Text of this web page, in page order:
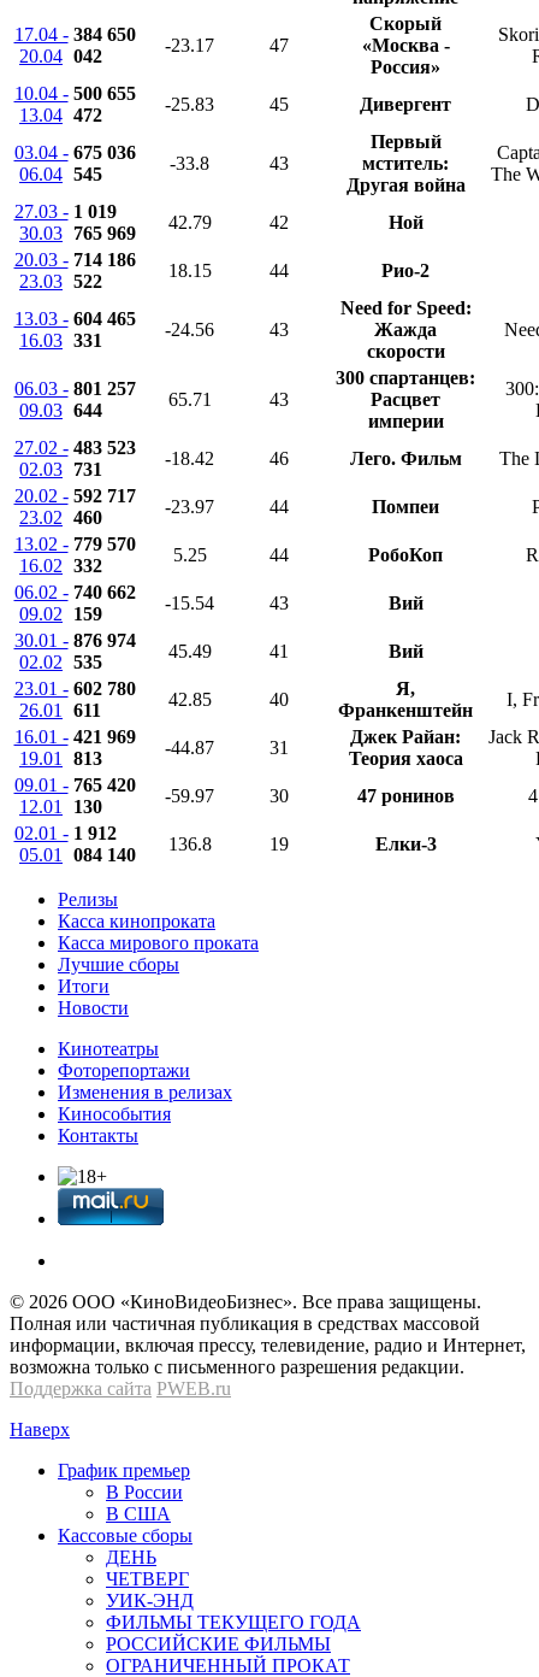
17.04 -
20.04
384 650
042
-23.17 47
Скорый
«Москва -
Россия»
10.04 -
13.04
500 655
472
-25.83 45 Дивергент
03.04 -
06.04
675 036
545
-33.8 43
Первый
мститель:
Другая война
The
27.03 -
30.03
1 019
765 969
42.79 42
Ной
20.03 -
23.03
714 186
522
18.15 44 Рио-2
13.03 -
16.03
604 465
331
-24.56 43
Need for Speed:
Жажда
скорости
06.03 -
09.03
801 257
644
65.71 43
300 спартанцев:
Расцвет
империи
27.02 -
02.03
483 523
731
-18.42 46 Лего. Фильм
The
20.02 -
23.02
592 717
460
-23.97 44 Помпеи
13.02 -
16.02
779 570
332
5.25 44 РобоКоп
06.02 -
09.02
740 662
159
-15.54 43
Вий
30.01 -
02.02
876 974
535
45.49 41
Вий
23.01 -
26.01
602 780
611
42.85 40
Я,
Франкенштейн
I,
16.01 -
19.01
421 969
813
-44.87 31
Джек Райан:
Теория хаоса
Jack
09.01 -
12.01
765 420
130
-59.97 30 47 ронинов
02.01 -
05.01
1 912
084 140
136.8 19 Елки-3
Релизы
Касса кинопроката
Касса мирового проката
Лучшие сборы
Итоги
Новости
Кинотеатры
Фоторепортажи
Изменения в релизах
Кинособытия
Контакты
© 2026 OOО «КиноВидеоБизнес». Все права защищены.
Полная или частичная публикация в средствах массовой
информации, включая прессу, телевидение, радио и Интернет,
возможна только с письменного разрешения редакции.
Поддержка сайта PWEB.ru
Наверх
График премьер
В России
В США
Кассовые сборы
ДЕНЬ
ЧЕТВЕРГ
УИК-ЭНД
ФИЛЬМЫ ТЕКУЩЕГО ГОДА
РОССИЙСКИЕ ФИЛЬМЫ
ОГРАНИЧЕННЫЙ ПРОКАТ